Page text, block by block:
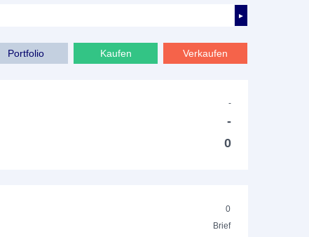
►
Verkaufen
Kaufen
Portfolio
-
-
0
0
Brief